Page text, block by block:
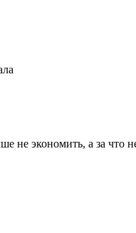
не экономить, а за что